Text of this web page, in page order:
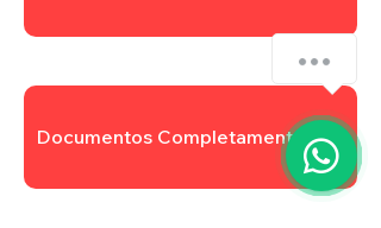
Documentos Completamentares